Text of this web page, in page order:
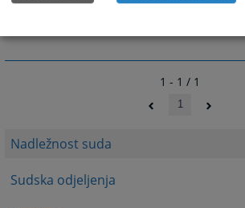
Nadležnost suda
Sudska odjeljenja
1 - 1 / 1
1